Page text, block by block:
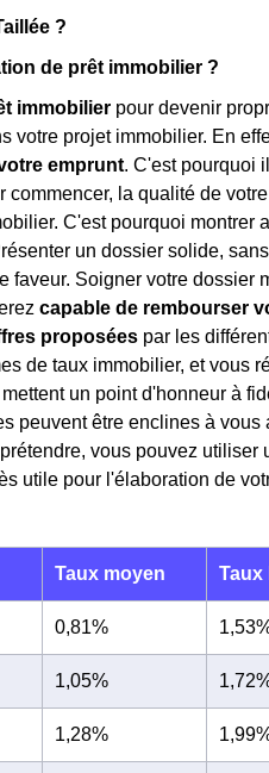
?
de prêt immobilier ?
immobilier pour devenir
votre projet immobilier. En
emprunt. C'est pourquoi
commencer, la qualité de votre
C'est pourquoi montrer
un dossier solide,
Soigner votre dossier
capable de rembourser
proposées par les
de taux immobilier, et vous
un point d'honneur à
peuvent être enclines à vous
vous pouvez utiliser
utile pour l'élaboration de
Taux moyen Taux
0,81%
1,05%
1,28%